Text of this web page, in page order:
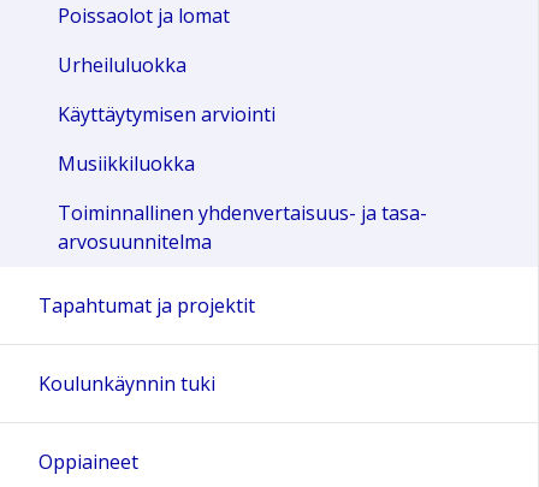
Poissaolot ja lomat
Urheiluluokka
Käyttäytymisen arviointi
Musiikkiluokka
Toiminnallinen yhdenvertaisuus- ja tasa-
arvosuunnitelma
Tapahtumat ja projektit
Koulunkäynnin tuki
Oppiaineet